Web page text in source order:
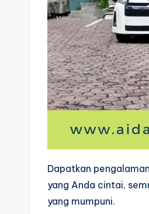
Dapatkan
yang Anda cintai,
yang mumpuni.